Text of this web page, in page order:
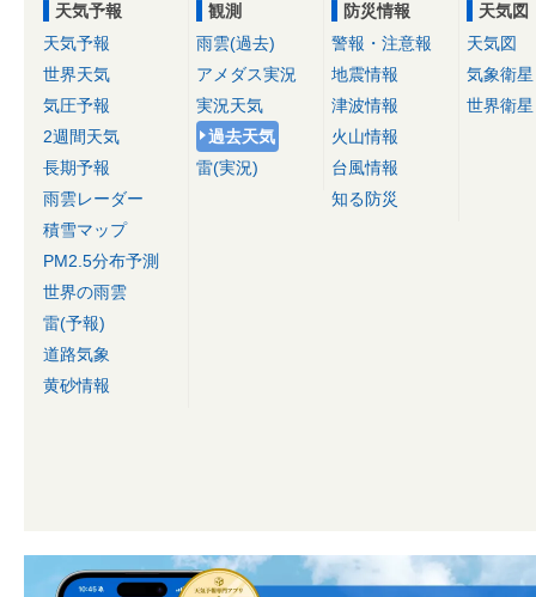
天気予報
天気予報
世界天気
気圧予報
2週間天気
長期予報
雨雲レーダー
積雪マップ
PM2.5分布予測
世界の雨雲
雷(予報)
道路気象
黄砂情報
観測
雨雲(過去)
アメダス実況
実況天気
過去天気
雷(実況)
防災情報
警報・注意報
地震情報
津波情報
火山情報
台風情報
知る防災
天気図
天気図
気象衛星
世界衛星